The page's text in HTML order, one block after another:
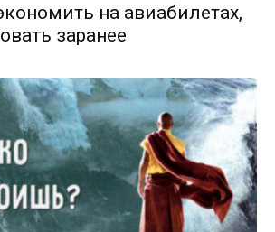
на авиабилетах,
заранее